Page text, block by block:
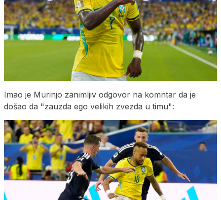
Imao je Murinjo zanimljiv odgovor na komntar da je
došao da "zauzda ego velikih zvezda u timu":